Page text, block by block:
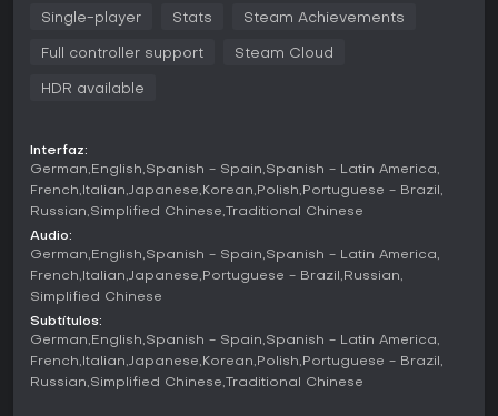
giran en torno a la construcción de recintos, la
mantenimiento de las operaciones del parque. Contratas
genética con rasgos como agresividad o resistencia, y
hoteles para invitados, centros de investigación y puestos
de guardabosques, todo mientras afrontas eventos
climáticos y riesgos de sabotaje. Las interacciones entre
dinosaurios resultan dinámicas, con especies que marcan
territorios, forman manadas o se enzarzan en disputas de
dominio, lo que exige una planificación meticulosa para
mantener el control.
la apariencia de los dinosaurios con nuevos patrones de
color y desbloquear habilidades mediante alteraciones
genómicas. El juego ofrece herramientas más profundas
que su predecesor, con mayor personalización de edificios
Single-player Stats Steam Achievements
Full controller support Steam Cloud
HDR available
Interfaz:
German English Spanish - Spain Spanish - Latin America
French Italian Japanese Korean Polish Portuguese - Brazil
Russian Simplified Chinese
Traditional Chinese
Audio:
German English Spanish - Spain Spanish - Latin America
French Italian Japanese Portuguese - Brazil
Russian
Simplified Chinese
Subtítulos:
German English Spanish - Spain Spanish - Latin America
French Italian Japanese Korean Polish Portuguese - Brazil
Russian Simplified Chinese Traditional Chinese